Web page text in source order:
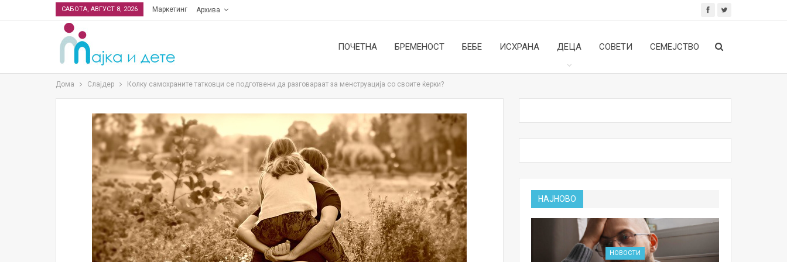
САБОТА, АВГУСТ 8, 2026 Маркетинг Архива
ПОЧЕТНА БРЕМЕНОСТ БЕБЕ ИСХРАНА ДЕЦА СОВЕТИ СЕМЕЈСТВО
Дома Слајдер Колку самохраните татковци се подготвени да разговараат за менструација со своите ќерки?
НАЈНОВО
НОВОСТИ